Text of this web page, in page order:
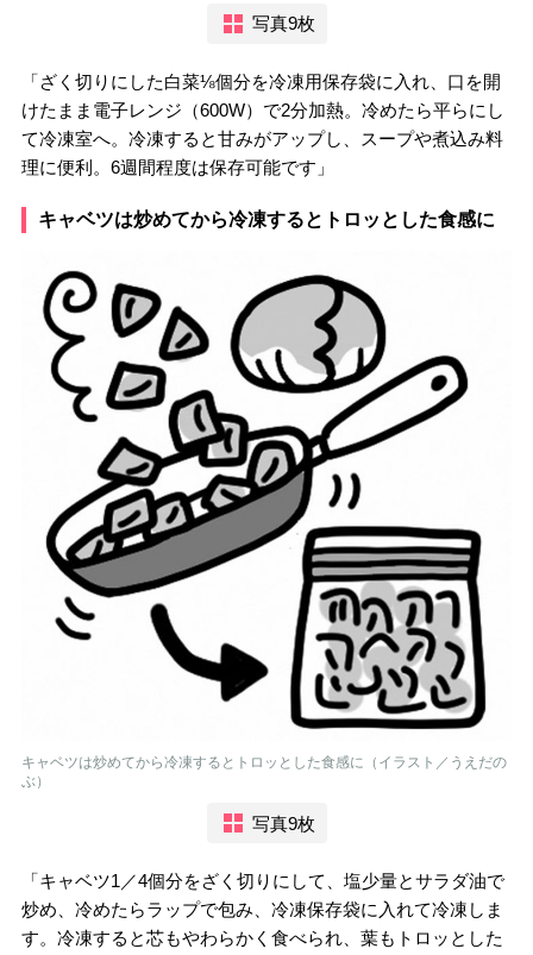
写真9枚
「ざく切りにした白菜⅛個分を冷凍用保存袋に入れ、口を開
けたまま電子レンジ（600W）で2分加熱。冷めたら平らにし
て冷凍室へ。冷凍すると甘みがアップし、スープや煮込み料
理に便利。6週間程度は保存可能です」
キャベツは炒めてから冷凍するとトロッとした食感に
キャベツは炒めてから冷凍するとトロッとした食感に（イラスト／うえだの
ぶ）
写真9枚
「キャベツ1／4個分をざく切りにして、塩少量とサラダ油で
炒め、冷めたらラップで包み、冷凍保存袋に入れて冷凍しま
す。冷凍すると芯もやわらかく食べられ、葉もトロッとした